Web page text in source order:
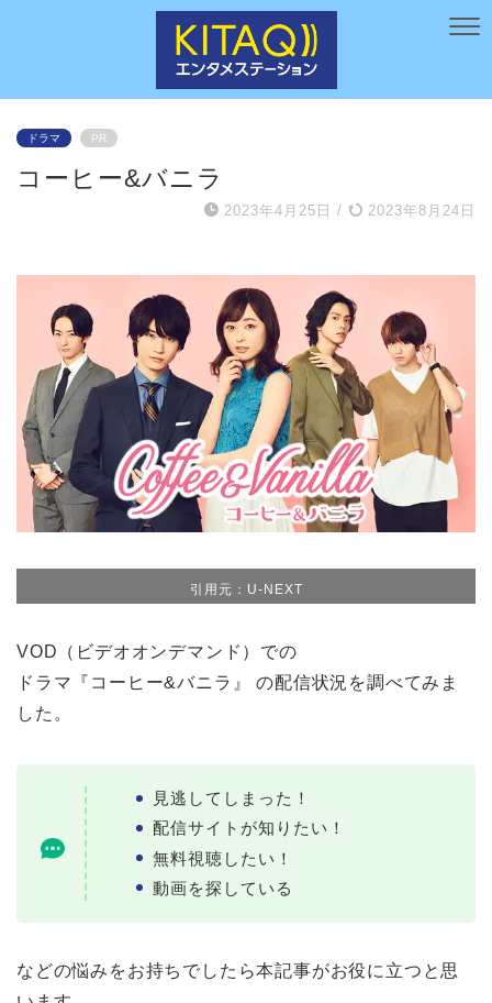
ドラマ PR
コーヒー&バニラ
2023年4月25日 / 2023年8月24日
引用元：U-NEXT
VOD（ビデオオンデマンド）での
ドラマ『コーヒー&バニラ』 の配信状況を調べてみま
した。
見逃してしまった！
配信サイトが知りたい！
無料視聴したい！
動画を探している
などの悩みをお持ちでしたら本記事がお役に立つと思